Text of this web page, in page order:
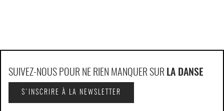
SUIVEZ-NOUS POUR NE RIEN MANQUER SUR LA DANSE
S'INSCRIRE À LA NEWSLETTER